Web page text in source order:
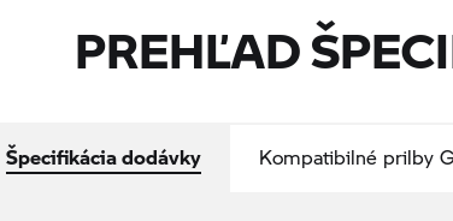
PREHĽAD
Špecifikácia dodávky Kompatibilné prilby